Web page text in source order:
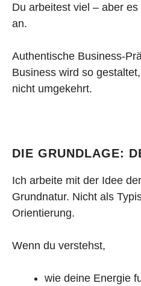
Du arbeitest viel – aber
an.
Authentische Business-
Business wird so
nicht umgekehrt.
DIE GRUNDLAGE:
Ich arbeite mit der Idee
Grundnatur. Nicht als
Orientierung.
Wenn du verstehst,
wie deine Energie